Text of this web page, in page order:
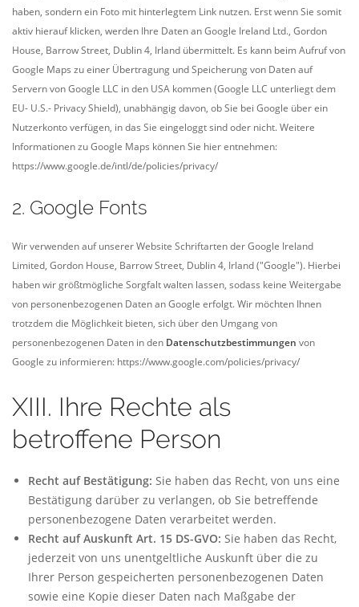
haben, sondern ein Foto mit hinterlegtem Link nutzen. Erst wenn Sie somit
aktiv hierauf klicken, werden Ihre Daten an Google Ireland Ltd., Gordon
House, Barrow Street, Dublin 4, Irland übermittelt. Es kann beim Aufruf von
Google Maps zu einer Übertragung und Speicherung von Daten auf
Servern von Google LLC in den USA kommen (Google LLC unterliegt dem
EU- U.S.- Privacy Shield), unabhängig davon, ob Sie bei Google über ein
Nutzerkonto verfügen, in das Sie eingeloggt sind oder nicht. Weitere
Informationen zu Google Maps können Sie hier entnehmen:
https://www.google.de/intl/de/policies/privacy/
2. Google Fonts
Wir verwenden auf unserer Website Schriftarten der Google Ireland
Limited, Gordon House, Barrow Street, Dublin 4, Irland ("Google"). Hierbei
haben wir größtmögliche Sorgfalt walten lassen, sodass keine Weitergabe
von personenbezogenen Daten an Google erfolgt. Wir möchten Ihnen
trotzdem die Möglichkeit bieten, sich über den Umgang von
personenbezogenen Daten in den Datenschutzbestimmungen von
Google zu informieren: https://www.google.com/policies/privacy/
XIII. Ihre Rechte als
betroffene Person
Recht auf Bestätigung: Sie haben das Recht, von uns eine
Bestätigung darüber zu verlangen, ob Sie betreffende
personenbezogene Daten verarbeitet werden.
Recht auf Auskunft Art. 15 DS-GVO: Sie haben das Recht,
jederzeit von uns unentgeltliche Auskunft über die zu
Ihrer Person gespeicherten personenbezogenen Daten
sowie eine Kopie dieser Daten nach Maßgabe der